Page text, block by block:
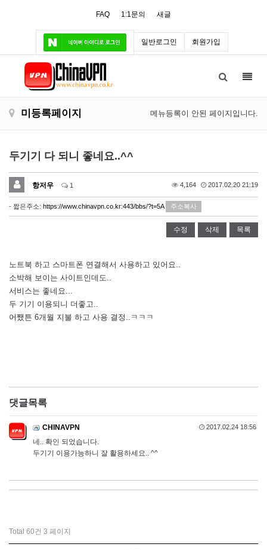
FAQ 1:1문의 새글
일반로그인 회원가입
미등록페이지 메뉴등록이 안된 페이지입니다.
두기기 다 되니 좋네요..^^
항저우 1 4,164 2017.02.20 21:19
- 짧은주소: https://www.chinavpn.co.kr:443/bbs/?t=5A 주소복사
수정 삭제 목록
노트북 하고 스마트폰 연결해서 사용하고 있어요..
소박해 보이는 사이트인데도..
서비스는 좋네요...
두 기기 이용되니 더좋고..
어쨌튼 6개월 지불 하고 사용 결정..ㅋㅋㅋ
댓글목록
CHINAVPN 2017.02.24 18:56
네.. 확인 되었습니다.
두기기 이용가능하니 잘 활용하세요.. ^^
Total 60건 3 페이지